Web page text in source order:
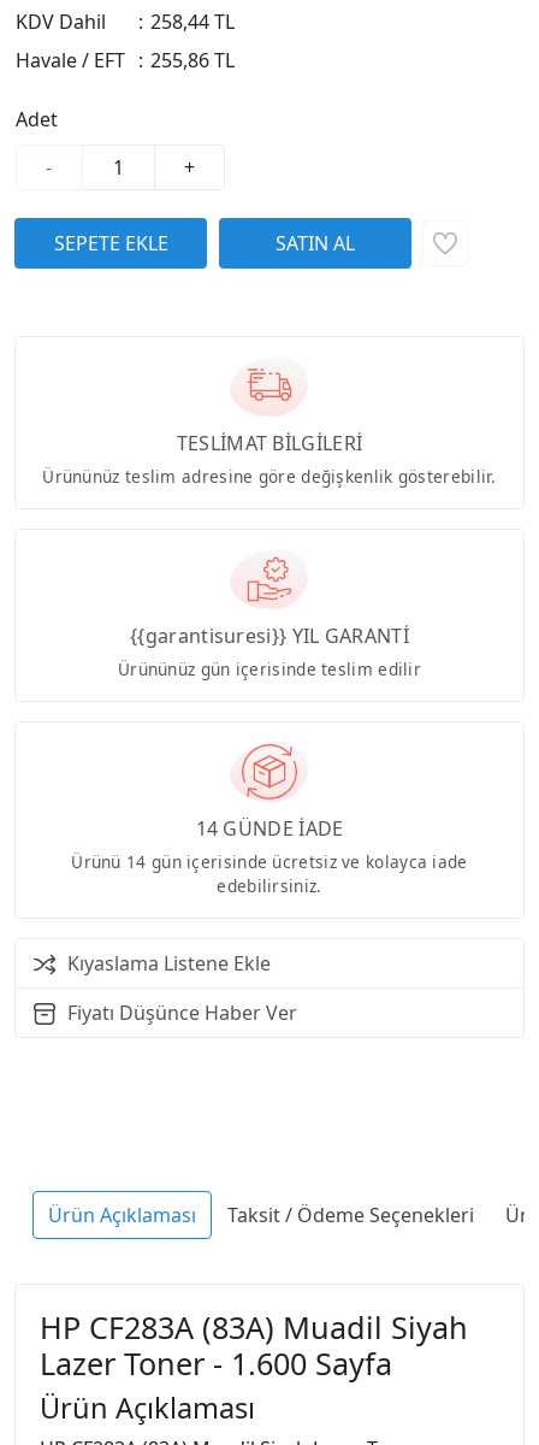
KDV Dahil
: 258,44 TL
Havale / EFT : 255,86 TL
Adet
-
+
TESLİMAT BİLGİLERİ
Ürününüz teslim adresine göre değişkenlik gösterebilir.
{{garantisuresi}} YIL GARANTİ
Ürününüz gün içerisinde teslim edilir
14 GÜNDE İADE
Ürünü 14 gün içerisinde ücretsiz ve kolayca iade
edebilirsiniz.
Kıyaslama Listene Ekle
Fiyatı Düşünce Haber Ver
Ürün Açıklaması Taksit / Ödeme Seçenekleri
HP CF283A (83A) Muadil Siyah
Lazer Toner - 1.600 Sayfa
Ürün Açıklaması